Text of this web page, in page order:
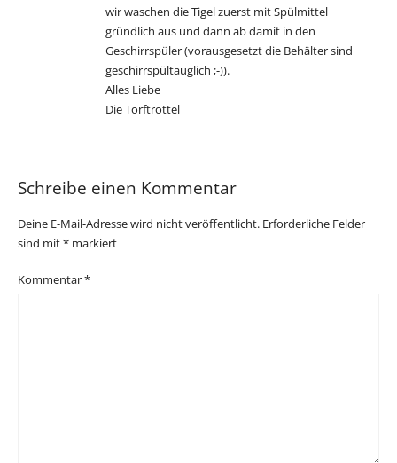
wir waschen die Tigel zuerst mit Spülmittel
gründlich aus und dann ab damit in den
Geschirrspüler (vorausgesetzt die Behälter sind
geschirrspültauglich ;-)).
Alles Liebe
Die Torftrottel
Schreibe einen Kommentar
Deine E-Mail-Adresse wird nicht veröffentlicht. Erforderliche Felder
sind mit* markiert
Kommentar*